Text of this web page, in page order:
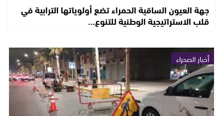
جهة العيون الساقية الحمراء تضع أولوياتها الترابية في
قلب الاستراتيجية الوطنية للتنوع…
أخبار الصحراء